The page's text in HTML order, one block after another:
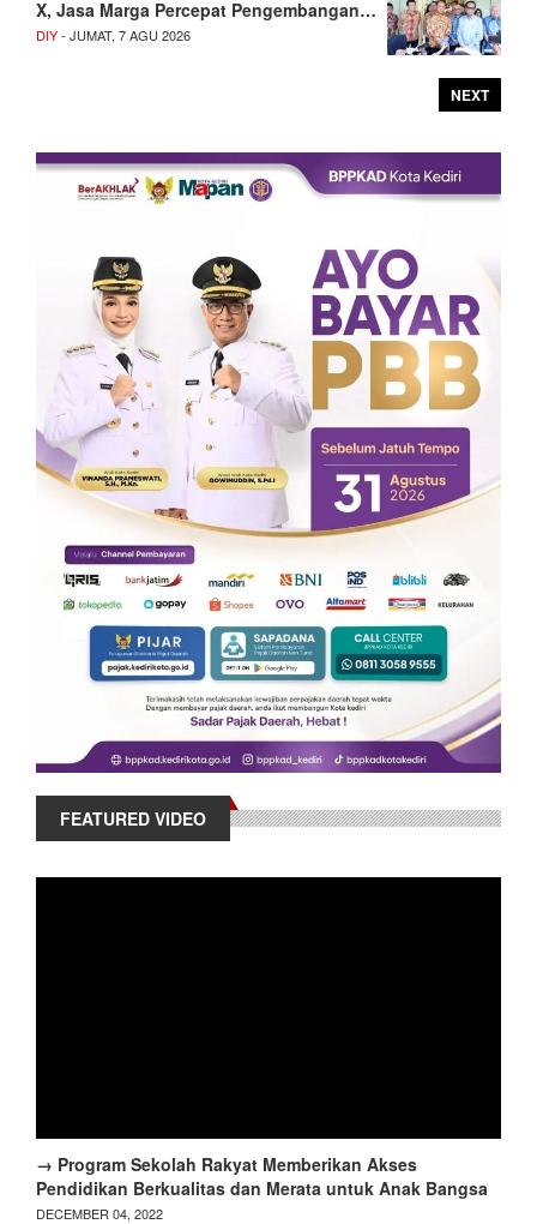
X, Jasa Marga Percepat Pengembangan…
DIY- JUMAT, 7 AGU 2026
NEXT
FEATURED VIDEO
→ Program Sekolah Rakyat Memberikan Akses
Pendidikan Berkualitas dan Merata untuk Anak Bangsa
DECEMBER 04, 2022